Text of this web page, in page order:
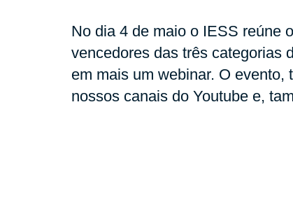
No dia 4 de maio o IESS reúne
vencedores das três categorias
em mais um webinar. O evento,
nossos canais do Youtube e,